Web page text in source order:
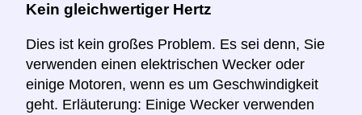
Kein gleichwertiger Hertz
Dies ist kein großes Problem. Es sei denn, Sie
verwenden einen elektrischen Wecker oder
einige Motoren, wenn es um Geschwindigkeit
geht. Erläuterung: Einige Wecker verwenden